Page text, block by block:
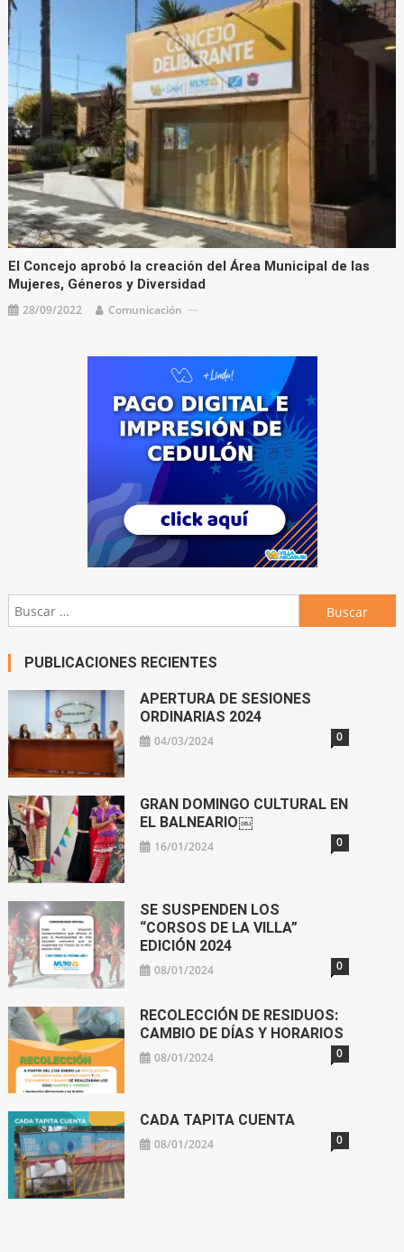
El Concejo aprobó la creación del Área Municipal de las
Mujeres, Géneros y Diversidad
28/09/2022 Comunicación
Buscar:
PUBLICACIONES RECIENTES
APERTURA DE SESIONES
ORDINARIAS 2024
04/03/2024 0
GRAN DOMINGO CULTURAL EN
EL BALNEARIO￼
16/01/2024 0
SE SUSPENDEN LOS
“CORSOS DE LA VILLA”
EDICIÓN 2024
08/01/2024 0
RECOLECCIÓN DE RESIDUOS:
CAMBIO DE DÍAS Y HORARIOS
08/01/2024 0
CADA TAPITA CUENTA
08/01/2024 0